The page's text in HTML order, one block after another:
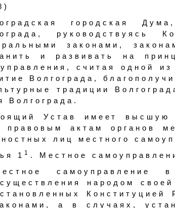
городская
руководствуясь
законами,
и развивать на
считая одной
Волгограда,
традиции
Волгограда.
Устав имеет
правовым актам органов
лиц местного
1 1
. Местное
народом
а в случаях,